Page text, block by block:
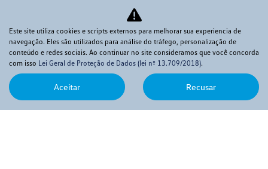
Peças e Acessórios
Sobre
Quem somos
Fale conosco
Trabalhe conosco
Política de privacidade
Sistema de Informações de Crédito (SCR)
Este site utiliza cookies e scripts externos para melhorar sua experiencia de
navegação. Eles são utilizados para análise do tráfego, personalização de
conteúdo e redes sociais. Ao continuar no site consideramos que você concorda
com isso Lei Geral de Proteção de Dados (lei nº 13.709/2018).
Aceitar Recusar